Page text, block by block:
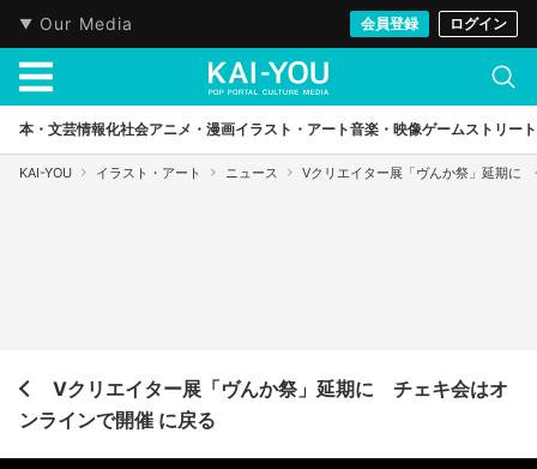
Our Media 会員登録 ログイン
本・文芸情報化社会アニメ・漫画イラスト・アート音楽・映像ゲームストリート
KAI-YOU イラスト・アート ニュース Vクリエイター展「ヴんか祭」延期に
Vクリエイター展「ヴんか祭」延期に チェキ会はオ
ンラインで開催 に戻る